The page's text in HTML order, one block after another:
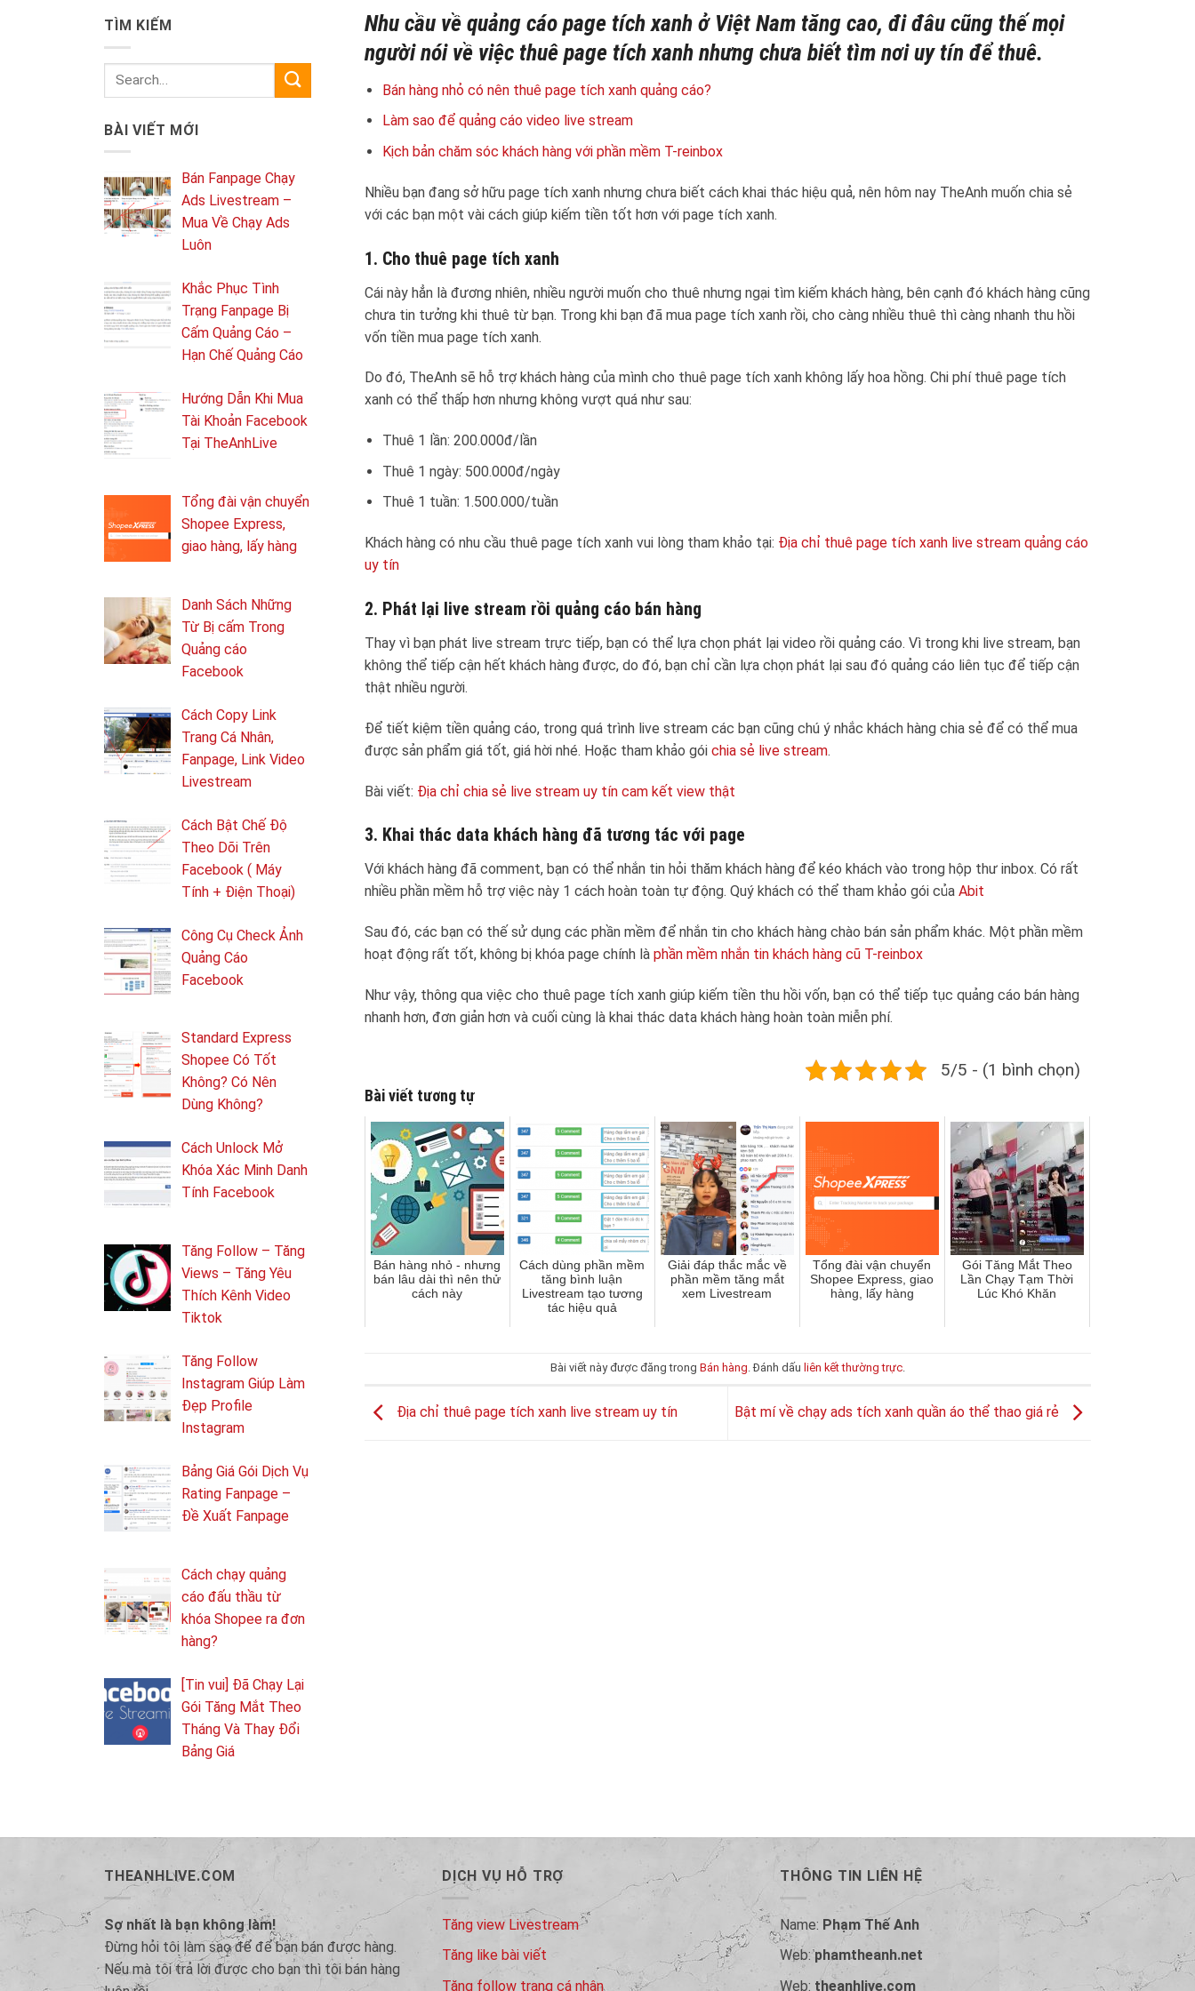
TÌM KIẾM
BÀI VIẾT MỚI
Bán Fanpage Chạy
Ads Livestream –
Mua Về Chạy Ads
Luôn
Khắc Phục Tình
Trạng Fanpage Bị
Cấm Quảng Cáo –
Hạn Chế Quảng Cáo
Hướng Dẫn Khi Mua
Tài Khoản Facebook
Tại TheAnhLive
Tổng ​đài vận chuyển
Shopee Express,
giao hàng, lấy hàng
Danh Sách Những
Từ Bị cấm Trong
Quảng cáo
Facebook
Cách Copy Link
Trang Cá Nhân,
Fanpage, Link Video
Livestream
Cách Bật Chế Độ
Theo Dõi Trên
Facebook ( Máy
Tính + Điện Thoại)
Công Cụ Check Ảnh
Quảng Cáo
Facebook
Standard Express
Shopee Có Tốt
Không? Có Nên
Dùng Không?
Cách Unlock Mở
Khóa Xác Minh Danh
Tính Facebook
Tăng Follow – Tăng
Views – Tăng Yêu
Thích Kênh Video
Tiktok
Tăng Follow
Instagram Giúp Làm
Đẹp Profile
Instagram
Bảng Giá Gói Dịch Vụ
Rating Fanpage –
Đề Xuất Fanpage
Cách chạy quảng
cáo đấu thầu từ
khóa Shopee ra đơn
hàng?
[Tin vui] Đã Chạy Lại
Gói Tăng Mắt Theo
Tháng Và Thay Đổi
Bảng Giá
Nhu cầu về quảng cáo page tích xanh ở Việt Nam tăng cao, đi đâu cũng thế mọi
người nói về việc thuê page tích xanh nhưng chưa biết tìm nơi uy tín để thuê.
Bán hàng nhỏ có nên thuê page tích xanh quảng cáo?
Làm sao để quảng cáo video live stream
Kịch bản chăm sóc khách hàng với phần mềm T-reinbox
Nhiều bạn đang sở hữu page tích xanh nhưng chưa biết cách khai thác hiệu quả, nên hôm nay TheAnh muốn chia sẻ
với các bạn một vài cách giúp kiếm tiền tốt hơn với page tích xanh.
1. Cho thuê page tích xanh
Cái này hẳn là đương nhiên, nhiều người muốn cho thuê nhưng ngại tìm kiếm khách hàng, bên cạnh đó khách hàng cũng
chưa tin tưởng khi thuê từ bạn. Trong khi bạn đã mua page tích xanh rồi, cho càng nhiều thuê thì càng nhanh thu hồi
vốn tiền mua page tích xanh.
Do đó, TheAnh sẽ hỗ trợ khách hàng của mình cho thuê page tích xanh không lấy hoa hồng. Chi phí thuê page tích
xanh có thể thấp hơn nhưng không vượt quá như sau:
Thuê 1 lần: 200.000đ/lần
Thuê 1 ngày: 500.000đ/ngày
Thuê 1 tuần: 1.500.000/tuần
Khách hàng có nhu cầu thuê page tích xanh vui lòng tham khảo tại: Địa chỉ thuê page tích xanh live stream quảng cáo
uy tín
2. Phát lại live stream rồi quảng cáo bán hàng
Thay vì bạn phát live stream trực tiếp, bạn có thể lựa chọn phát lại video rồi quảng cáo. Vì trong khi live stream, bạn
không thể tiếp cận hết khách hàng được, do đó, bạn chỉ cần lựa chọn phát lại sau đó quảng cáo liên tục để tiếp cận
thật nhiều người.
Để tiết kiệm tiền quảng cáo, trong quá trình live stream các bạn cũng chú ý nhắc khách hàng chia sẻ để có thể mua
được sản phẩm giá tốt, giá hời nhé. Hoặc tham khảo gói chia sẻ live stream.
Bài viết: Địa chỉ chia sẻ live stream uy tín cam kết view thật
3. Khai thác data khách hàng đã tương tác với page
Với khách hàng đã comment, bạn có thể nhắn tin hỏi thăm khách hàng để kéo khách vào trong hộp thư inbox. Có rất
nhiều phần mềm hỗ trợ việc này 1 cách hoàn toàn tự động. Quý khách có thể tham khảo gói của Abit
Sau đó, các bạn có thế sử dụng các phần mềm để nhắn tin cho khách hàng chào bán sản phẩm khác. Một phần mềm
hoạt động rất tốt, không bị khóa page chính là phần mềm nhắn tin khách hàng cũ T-reinbox
Như vậy, thông qua việc cho thuê page tích xanh giúp kiếm tiền thu hồi vốn, bạn có thể tiếp tục quảng cáo bán hàng
nhanh hơn, đơn giản hơn và cuối cùng là khai thác data khách hàng hoàn toàn miễn phí.
5/5 - (1 bình chọn)
Bài viết tương tự
Bán hàng nhỏ - nhưng
bán lâu dài thì nên thử
cách này
Cách dùng phần mềm
tăng bình luận
Livestream tạo tương
tác hiệu quả
Giải đáp thắc mắc về
phần mềm tăng mắt
xem Livestream
Tổng ​đài vận chuyển
Shopee Express, giao
hàng, lấy hàng
Gói Tăng Mắt Theo
Lần Chạy Tạm Thời
Lúc Khó Khăn
Bài viết này được đăng trong Bán hàng. Đánh dấu liên kết thường trực.
Địa chỉ thuê page tích xanh live stream uy tín Bật mí về chạy ads tích xanh quần áo thể thao giá rẻ
THEANHLIVE.COM
Sợ nhất là bạn không làm!
Đừng hỏi tôi làm sao để để bạn bán được hàng.
Nếu mà tôi trả lời được cho bạn thì tôi bán hàng
DỊCH VỤ HỖ TRỢ
Tăng view Livestream
Tăng like bài viết
Tăng follow trang cá nhân
THÔNG TIN LIÊN HỆ
Name: Phạm Thế Anh
Web:phamtheanh.net
Web: theanhlive.com